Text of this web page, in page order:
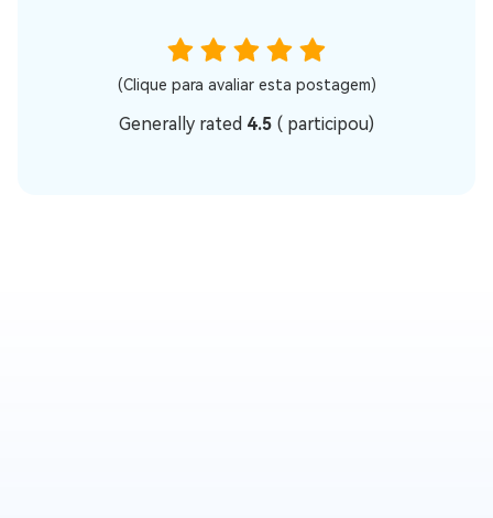
(Clique para avaliar esta postagem)
Generally rated 4.5 ( participou)